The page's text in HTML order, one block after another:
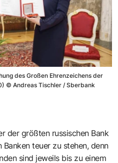
des Großen Ehrenzeichens der
© Andreas Tischler / Sberbank
der größten russischen Bank
teuer zu stehen, denn
sind jeweils bis zu einem